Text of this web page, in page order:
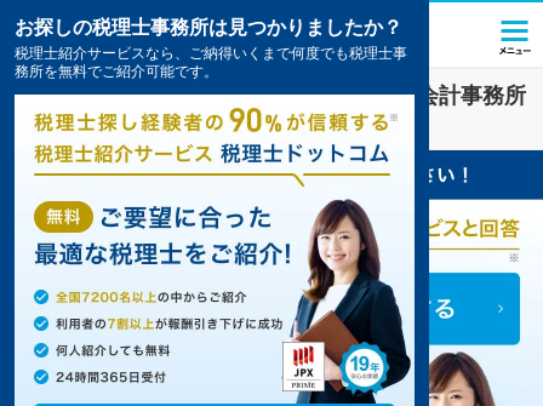
寝屋川で経理・決算対策を扱う税理士・会計事務所
の一覧4件掲載中
お探しの税理士事務所は見つかりましたか？
税理士紹介サービスなら、ご納得いくまで何度でも税理士事
務所を無料でご紹介可能です。